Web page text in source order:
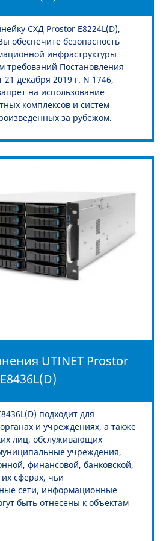
СХД Prostor E8224L(D),
обеспечите безопасность
инфраструктуры
требований Постановления
декабря 2019 г. N 1746,
на использование
комплексов и систем
за рубежом.
UTINET Prostor
E8436L(D)
подходит для
и учреждениях, а также
лиц, обслуживающих
учреждения,
финансовой, банковской,
сферах, чьи
сети, информационные
быть отнесены к объектам